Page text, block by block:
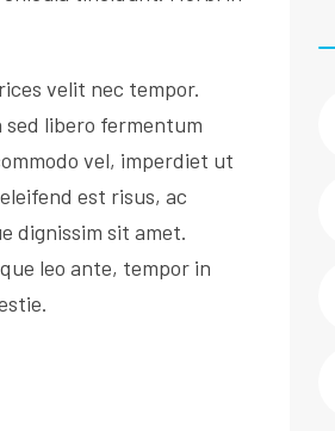
velit nec tempor.
libero fermentum
vel, imperdiet ut
est risus, ac
dignissim sit amet.
leo ante, tempor in